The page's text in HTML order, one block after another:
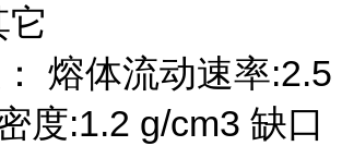
它
熔体流动速率:2.5
度:1.2 g/cm3 缺口